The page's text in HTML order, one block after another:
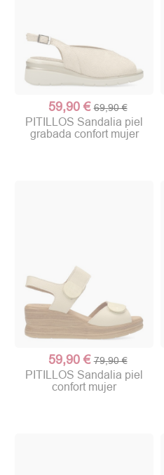
59,90 € 69,90 €
PITILLOS Sandalia piel
grabada confort mujer
59,90 € 79,90 €
PITILLOS Sandalia piel
confort mujer